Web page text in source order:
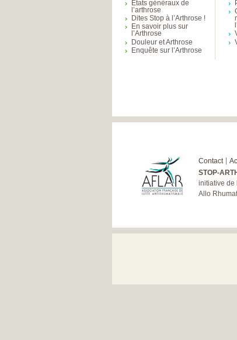
Etats généraux de
l’arthrose
Dites Stop à l’Arthrose !
En savoir plus sur
l’Arthrose
Douleur et Arthrose
Enquête sur l’Arthrose
Contact
STOP-
initiative de
Allo